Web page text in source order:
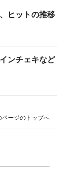
ヒットの推移
ンチェキなど
ページのトップへ